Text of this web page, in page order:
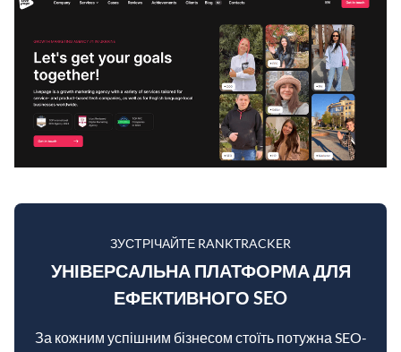
ЗУСТРІЧАЙТЕ RANKTRACKER
УНІВЕРСАЛЬНА ПЛАТФОРМА ДЛЯ
ЕФЕКТИВНОГО SEO
За кожним успішним бізнесом стоїть потужна SEO-